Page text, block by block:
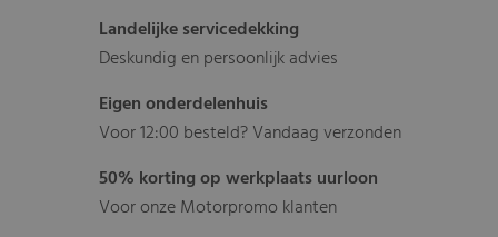
Landelijke servicedekking
Deskundig en persoonlijk advies
Eigen onderdelenhuis
Voor 12:00 besteld? Vandaag verzonden
50% korting op werkplaats uurloon
Voor onze Motorpromo klanten